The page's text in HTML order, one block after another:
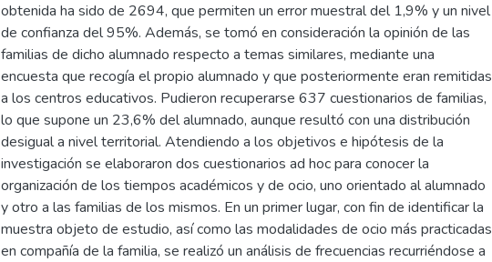
obtenida ha sido de 2694, que permiten un error muestral del 1,9% y un nivel
de confianza del 95%. Además, se tomó en consideración la opinión de las
familias de dicho alumnado respecto a temas similares, mediante una
encuesta que recogía el propio alumnado y que posteriormente eran remitidas
a los centros educativos. Pudieron recuperarse 637 cuestionarios de familias,
lo que supone un 23,6% del alumnado, aunque resultó con una distribución
desigual a nivel territorial. Atendiendo a los objetivos e hipótesis de la
investigación se elaboraron dos cuestionarios ad hoc para conocer la
organización de los tiempos académicos y de ocio, uno orientado al alumnado
y otro a las familias de los mismos. En un primer lugar, con fin de identificar la
muestra objeto de estudio, así como las modalidades de ocio más practicadas
en compañía de la familia, se realizó un análisis de frecuencias recurriéndose a